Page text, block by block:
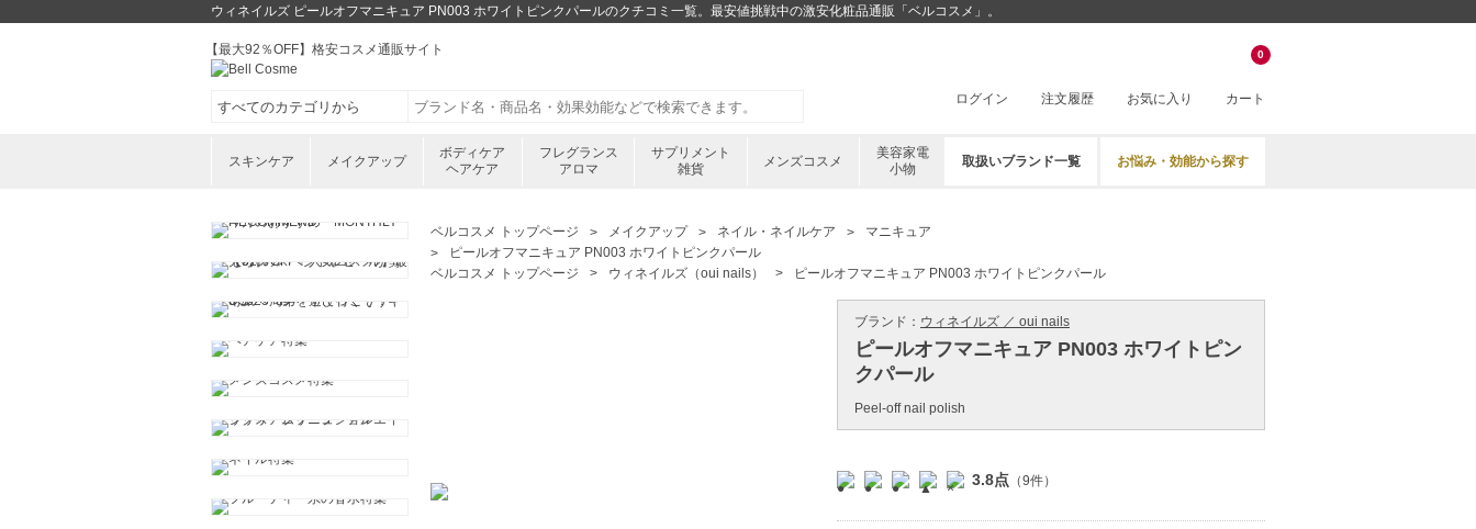
ウィネイルズ ピールオフマニキュア PN003 ホワイトピンクパールのクチコミ一覧。最安値挑戦中の激安化粧品通販「ベルコスメ」。
【最大92％OFF】格安コスメ通販サイト
ログイン 注文履歴 お気に入り カート
0
スキンケア メイクアップ
ボディケア
ヘアケア
フレグランス
アロマ
サプリメント
雑貨
メンズコスメ
美容家電
小物
取扱いブランド一覧 お悩み・効能から探す
ベルコスメ トップページ メイクアップ ネイル・ネイルケア
マニキュア
ピールオフマニキュア PN003 ホワイトピンクパール
ベルコスメ トップページ
ウィネイルズ（oui nails） ピールオフマニキュア PN003 ホワイトピンクパール
ブランド： ウィネイルズ ／ oui nails
ピールオフマニキュア PN003 ホワイトピン
クパール
Peel-off nail polish
3.8点 （9件）